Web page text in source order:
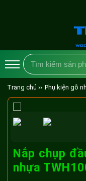
Trang chủ ›› Phụ kiện gỗ
Nắp chụp
nhựa